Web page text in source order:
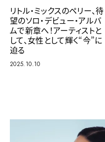
リトル・ミックスのペリー、待
望のソロ・デビュー・アルバ
ムで新章へ！アーティストと
して、女性として輝く“今”に
迫る
2025.10.10